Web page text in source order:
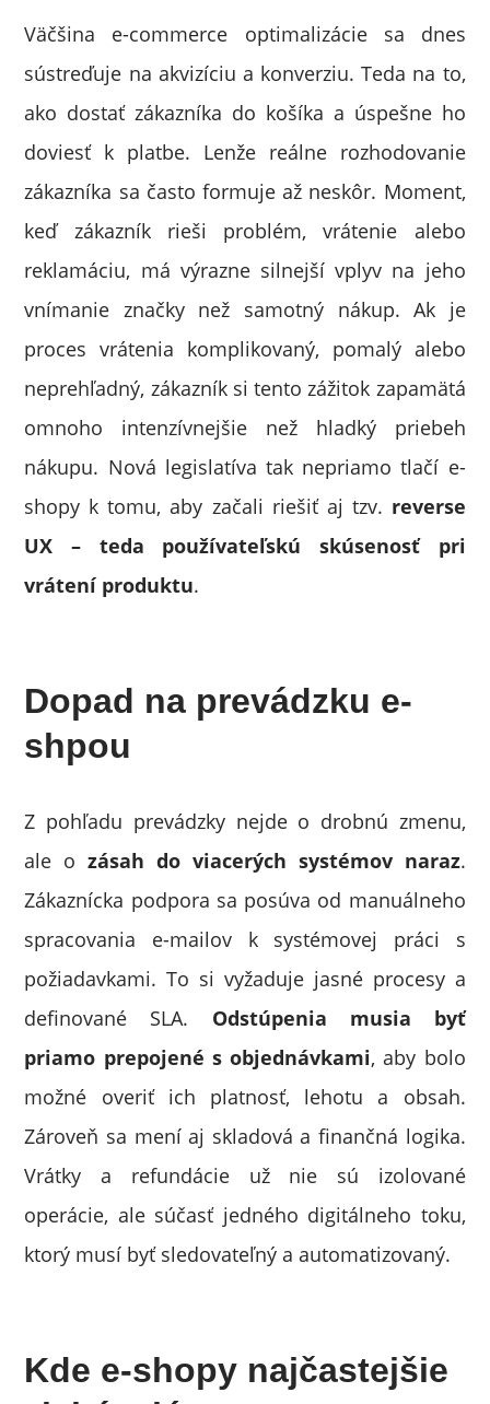
Väčšina e-commerce optimalizácie sa dnes
sústreďuje na akvizíciu a konverziu. Teda na to,
ako dostať zákazníka do košíka a úspešne ho
doviesť k platbe. Lenže reálne rozhodovanie
zákazníka sa často formuje až neskôr. Moment,
keď zákazník rieši problém, vrátenie alebo
reklamáciu, má výrazne silnejší vplyv na jeho
vnímanie značky než samotný nákup. Ak je
proces vrátenia komplikovaný, pomalý alebo
neprehľadný, zákazník si tento zážitok zapamätá
omnoho intenzívnejšie než hladký priebeh
nákupu. Nová legislatíva tak nepriamo tlačí e-
shopy k tomu, aby začali riešiť aj tzv. reverse
UX – teda používateľskú skúsenosť pri
vrátení produktu.
Dopad na prevádzku e-
shpou
Z pohľadu prevádzky nejde o drobnú zmenu,
ale ozásah do viacerých systémov naraz.
Zákaznícka podpora sa posúva od manuálneho
spracovania e-mailov k systémovej práci s
požiadavkami. To si vyžaduje jasné procesy a
definované SLA. Odstúpenia musia byť
priamo prepojené s objednávkami, aby bolo
možné overiť ich platnosť, lehotu a obsah.
Zároveň sa mení aj skladová a finančná logika.
Vrátky a refundácie už nie sú izolované
operácie, ale súčasť jedného digitálneho toku,
ktorý musí byť sledovateľný a automatizovaný.
Kde e-shopy najčastejšie